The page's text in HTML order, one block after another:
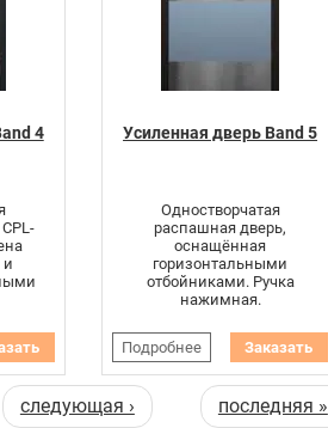
4
и
Усиленная дверь Band 5
Одностворчатая
распашная дверь,
оснащённая
горизонтальными
отбойниками. Ручка
нажимная.
Подробнее Заказать
следующая › последняя »